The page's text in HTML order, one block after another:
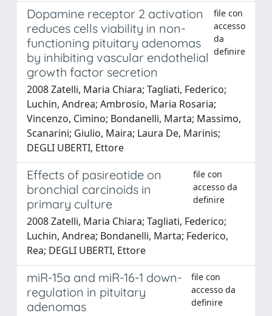
Dopamine receptor 2 activation
reduces cells viability in non-
functioning pituitary adenomas
by inhibiting vascular endothelial
growth factor secretion
file con
accesso
da
definire
2008 Zatelli, Maria Chiara; Tagliati, Federico;
Luchin, Andrea; Ambrosio, Maria Rosaria;
Vincenzo, Cimino; Bondanelli, Marta; Massimo,
Scanarini; Giulio, Maira; Laura De, Marinis;
DEGLI UBERTI, Ettore
Effects of pasireotide on
bronchial carcinoids in
primary culture
file con
accesso da
definire
2008 Zatelli, Maria Chiara; Tagliati, Federico;
Luchin, Andrea; Bondanelli, Marta; Federico,
Rea; DEGLI UBERTI, Ettore
miR-15a and miR-16-1 down-
regulation in pituitary
adenomas
file con
accesso da
definire